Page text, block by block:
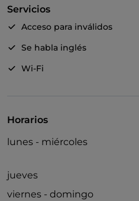
Servicios
Acceso para inválidos
Se habla inglés
Wi-Fi
Horarios
lunes - miércoles
jueves
viernes - domingo